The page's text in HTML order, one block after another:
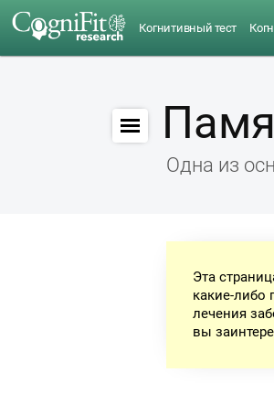
Когнитивный тест
Одна из
Эта
какие-либо
лечения
вы